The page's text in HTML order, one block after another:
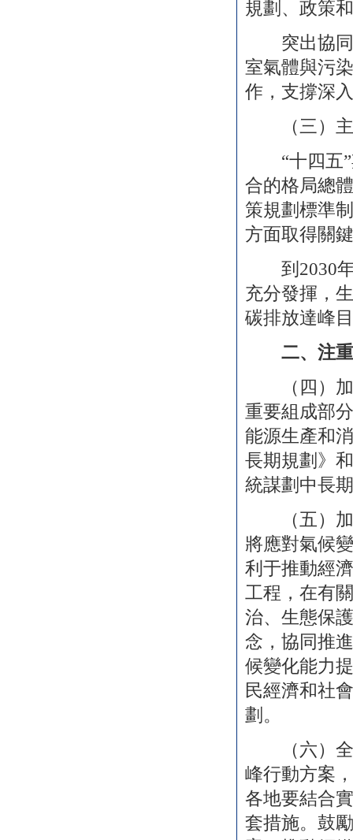
規劃、政策
突出協同
室氣體與污
作，支撐深
（三）主
“十四五
合的格局總
策規劃標準
方面取得關
到 2030
充分發揮，
碳排放達峰
二、注
（四）加
重要組成部
能源生產和
長期規劃》
統謀劃中長
（五）加
將應對氣候
利于推動經
工程，在有
治、生態保
念，協同推
候變化能力
民經濟和社
劃。
（六）全
峰行動方案
各地要結合
套措施。鼓